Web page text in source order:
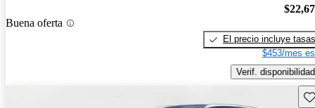
Buena oferta
El precio incluye tasas
$453/mes
Verif. disponibilidad